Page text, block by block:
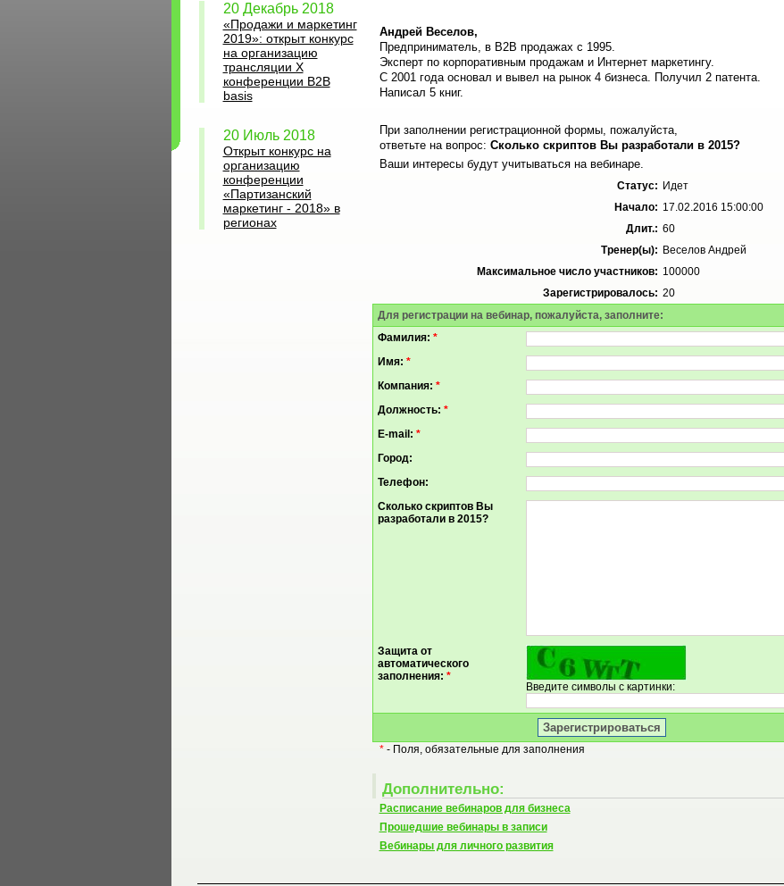
20 Декабрь 2018
«Продажи и маркетинг
2019»: открыт конкурс
на организацию
трансляции X
конференции B2B
basis
20 Июль 2018
Открыт конкурс на
организацию
конференции
«Партизанский
маркетинг - 2018» в
регионах
Андрей Веселов,
Предприниматель, в B2B продажах с 1995.
Эксперт по корпоративным продажам и Интернет маркетингу.
С 2001 года основал и вывел на рынок 4 бизнеса. Получил 2 патента.
Написал 5 книг.
При заполнении регистрационной формы, пожалуйста,
ответьте на вопрос: Сколько скриптов Вы разработали в 2015?
Ваши интересы будут учитываться на вебинаре.
Статус: Идет
Начало: 17.02.2016 15:00:00
Длит.: 60
Тренер(ы): Веселов Андрей
Максимальное число участников: 100000
Зарегистрировалось: 20
Для регистрации на вебинар, пожалуйста, заполните:
Фамилия: *
Имя: *
Компания: *
Должность: *
E-mail: *
Город:
Телефон:
Сколько скриптов Вы
разработали в 2015?
Защита от
автоматического
заполнения: *
Введите символы с картинки:
*- Поля, обязательные для заполнения
Дополнительно:
Расписание вебинаров для бизнеса
Прошедшие вебинары в записи
Вебинары для личного развития